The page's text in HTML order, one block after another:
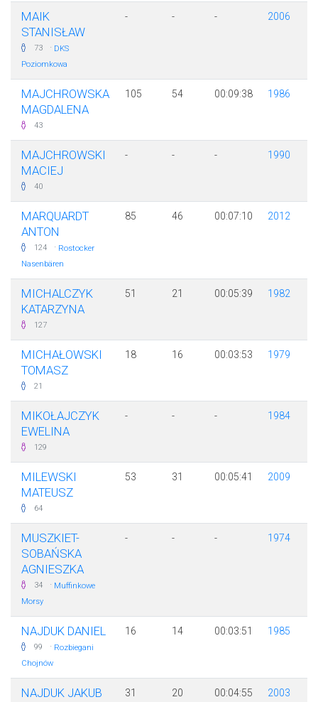
MAIK
STANISŁAW
73 · DKS
Poziomkowa
- - - 2006
MAJCHROWSKA
MAGDALENA
43
105 54 00:09:38 1986
MAJCHROWSKI
MACIEJ
40
- - - 1990
MARQUARDT
ANTON
124 · Rostocker
Nasenbären
85 46 00:07:10 2012
MICHALCZYK
KATARZYNA
127
51 21 00:05:39 1982
MICHAŁOWSKI
TOMASZ
21
18 16 00:03:53 1979
MIKOŁAJCZYK
EWELINA
129
- - - 1984
MILEWSKI
MATEUSZ
64
53 31 00:05:41 2009
MUSZKIET-
SOBAŃSKA
AGNIESZKA
34 · Muffinkowe
Morsy
- - - 1974
NAJDUK DANIEL
99 · Rozbiegani
Chojnów
16 14 00:03:51 1985
NAJDUK JAKUB 31 20 00:04:55 2003